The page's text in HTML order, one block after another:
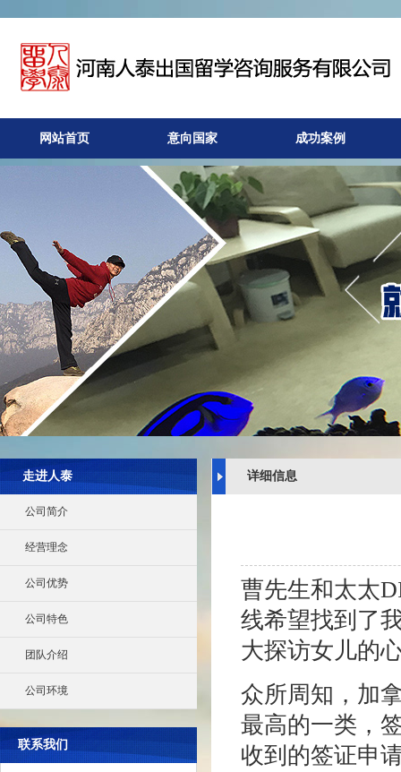
网站首页 意向国家 成功案例
走进人泰
公司简介
经营理念
公司优势
公司特色
团队介绍
公司环境
联系我们
详细信息
曹先生和太太
线希望找到了
大探访女儿的
众所周知，加
最高的一类，
收到的签证申